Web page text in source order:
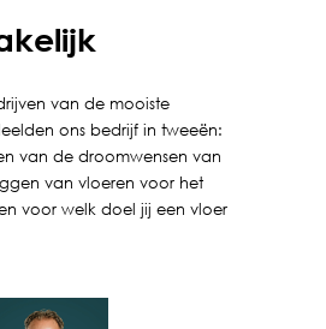
van de mooiste
ons bedrijf in tweeën:
van de droomwensen van
van vloeren voor het
voor welk doel jij een vloer